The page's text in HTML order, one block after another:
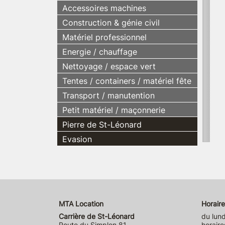
Accessoires machines
Construction & génie civil
Matériel professionnel
Energie / chauffage
Nettoyage / espace vert
Tentes / containers / matériel fête
Transport / manutention
Petit matériel / maçonnerie
Pierre de St-Léonard
Evasion
MTA Location
Carrière de St-Léonard
du